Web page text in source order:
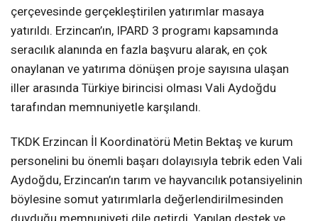
çerçevesinde gerçekleştirilen yatırımlar masaya
yatırıldı. Erzincan’ın, IPARD 3 programı kapsamında
seracılık alanında en fazla başvuru alarak, en çok
onaylanan ve yatırıma dönüşen proje sayısına ulaşan
iller arasında Türkiye birincisi olması Vali Aydoğdu
tarafından memnuniyetle karşılandı.
TKDK Erzincan İl Koordinatörü Metin Bektaş ve kurum
personelini bu önemli başarı dolayısıyla tebrik eden Vali
Aydoğdu, Erzincan’ın tarım ve hayvancılık potansiyelinin
böylesine somut yatırımlarla değerlendirilmesinden
duyduğu memnuniyeti dile getirdi. Yapılan destek ve